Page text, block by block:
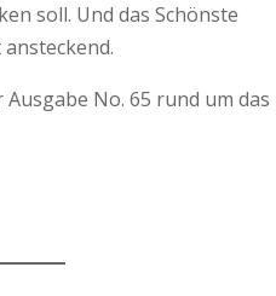
soll. Und das Schönste
No. 65 rund um das